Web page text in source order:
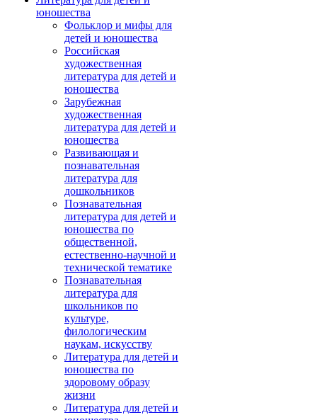
юношества
Фольклор и мифы для
детей и юношества
Российская
художественная
литература для детей и
юношества
Зарубежная
художественная
литература для детей и
юношества
Развивающая и
познавательная
литература для
дошкольников
Познавательная
литература для детей и
юношества по
общественной,
естественно-научной и
технической тематике
Познавательная
литература для
школьников по
культуре,
филологическим
наукам, искусству
Литература для детей и
юношества по
здоровому образу
жизни
Литература для детей и